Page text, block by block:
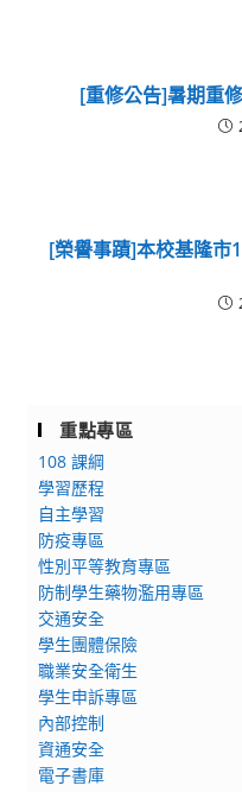
[重修公告]暑期重
[榮譽事蹟]本校基隆市
重點專區
108 課綱
學習歷程
自主學習
防疫專區
性別平等教育專區
防制學生藥物濫用專區
交通安全
學生團體保險
職業安全衛生
學生申訴專區
內部控制
資通安全
電子書庫